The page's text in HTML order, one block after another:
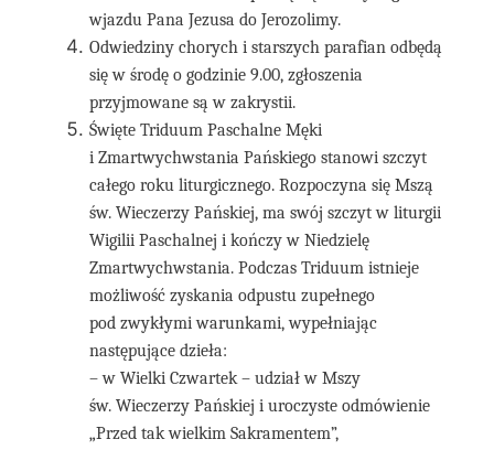
wjazdu Pana Jezusa do Jerozolimy.
Odwiedziny chorych i starszych parafian odbędą
się w środę o godzinie 9.00, zgłoszenia
przyjmowane są w zakrystii.
Święte Triduum Paschalne Męki
i Zmartwychwstania Pańskiego stanowi szczyt
całego roku liturgicznego. Rozpoczyna się Mszą
św. Wieczerzy Pańskiej, ma swój szczyt w liturgii
Wigilii Paschalnej i kończy w Niedzielę
Zmartwychwstania. Podczas Triduum istnieje
możliwość zyskania odpustu zupełnego
pod zwykłymi warunkami, wypełniając
następujące dzieła:
– w Wielki Czwartek – udział w Mszy
św. Wieczerzy Pańskiej i uroczyste odmówienie
„Przed tak wielkim Sakramentem”,